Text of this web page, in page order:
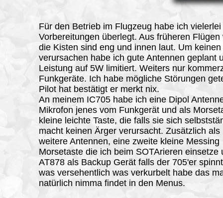
Für den Betrieb im Flugzeug habe ich vielerlei
Vorbereitungen überlegt. Aus früheren
die Kisten sind eng und innen laut. Um
verursachen habe ich gute Antennen geplant
Leistung auf 5W limitiert. Weiters nur
Funkgeräte. Ich habe mögliche Störungen
Pilot hat bestätigt er merkt nix.
An meinem IC705 habe ich eine Dipol
Mikrofon jenes vom Funkgerät und als
kleine leichte Taste, die falls sie sich
macht keinen Ärger verursacht. Zusätzlich als
weitere Antennen, eine zweite kleine Messing
Morsetaste die ich beim SOTArieren einsetze
AT878 als Backup Gerät falls der 705'er
was versehentlich was verkurbelt habe das
natürlich nimma findet in den Menus.